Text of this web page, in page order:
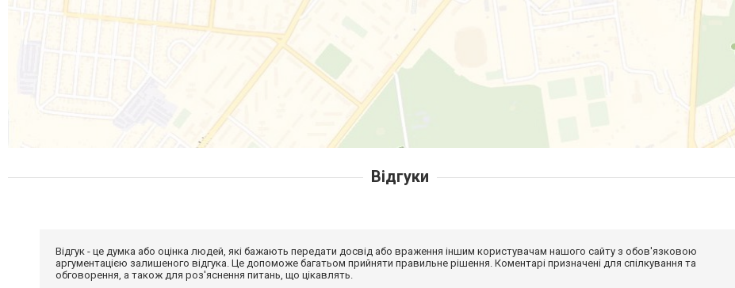
Відгуки
Відгук - це думка або оцінка людей, які бажають передати досвід або враження іншим користувачам нашого сайту з обов'язковою
аргументацією залишеного відгука. Це допоможе багатьом прийняти правильне рішення. Коментарі призначені для спілкування та
обговорення, а також для роз'яснення питань, що цікавлять.